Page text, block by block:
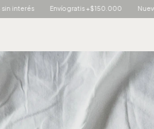
Nuevos ingresos! Este mes: 20% transf.